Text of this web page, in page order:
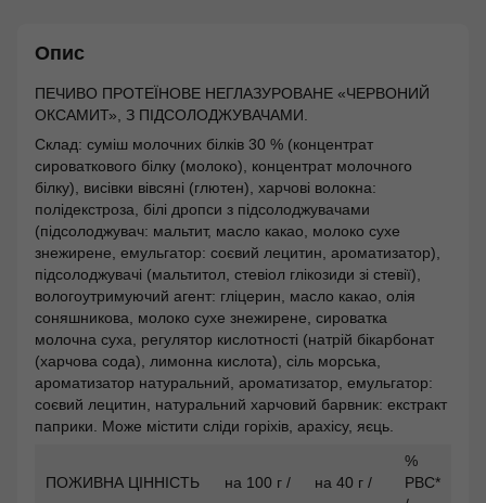
Опис
ПЕЧИВО ПРОТЕЇНОВЕ НЕГЛАЗУРОВАНЕ «ЧЕРВОНИЙ
ОКСАМИТ», З ПІДСОЛОДЖУВАЧАМИ.
Склад: суміш молочних білків 30 % (концентрат
сироваткового білку (молоко), концентрат молочного
білку), висівки вівсяні (глютен), харчові волокна:
полідекстроза, білі дропси з підсолоджувачами
(підсолоджувач: мальтит, масло какао, молоко сухе
знежирене, емульгатор: соєвий лецитин, ароматизатор),
підсолоджувачі (мальтитол, стевіол глікозиди зі стевії),
вологоутримуючий агент: гліцерин, масло какао, олія
соняшникова, молоко сухе знежирене, сироватка
молочна суха, регулятор кислотності (натрій бікарбонат
(харчова сода), лимонна кислота), сіль морська,
ароматизатор натуральний, ароматизатор, емульгатор:
соєвий лецитин, натуральний харчовий барвник: екстракт
паприки. Може містити сліди горіхів, арахісу, яєць.
ПОЖИВНА ЦІННІСТЬ на 100 г / на 40 г /
%
РВС*